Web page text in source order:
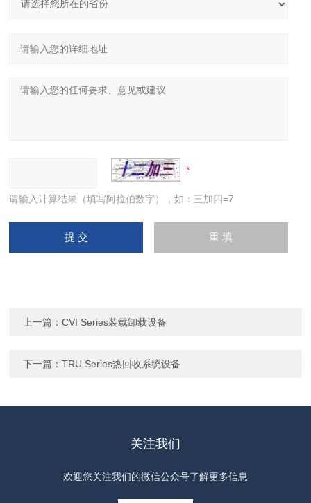
请输入计算结果（填写阿拉伯数字），如：三加四=7
上一篇：CVI Series装载卸载设备
下一篇：TRU Series热回收系统设备
关注我们
欢迎您关注我们的微信公众号了解更多信息